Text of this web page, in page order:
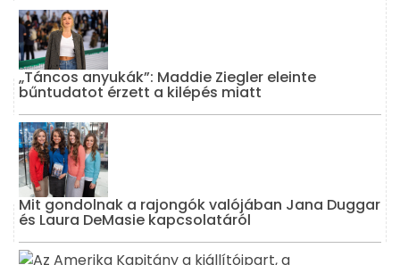
„Táncos anyukák”: Maddie Ziegler eleinte
bűntudatot érzett a kilépés miatt
Mit gondolnak a rajongók valójában Jana Duggar
és Laura DeMasie kapcsolatáról